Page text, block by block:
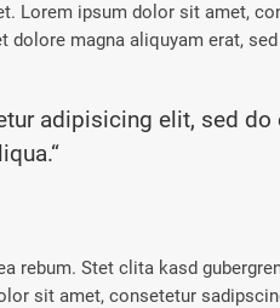
Lorem ipsum dolor sit amet,
magna aliquyam erat,
adipisicing elit, sed
rebum. Stet clita kasd
sit amet, consetetur